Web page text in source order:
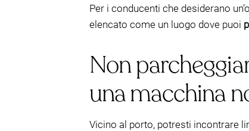
Per i conducenti che desiderano
elencato come un luogo dove puoi
Non
una macchina
Vicino al porto, potresti incontrare